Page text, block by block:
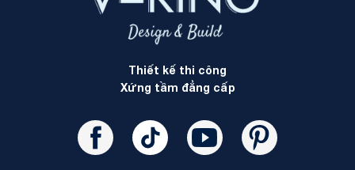
Thiết kế thi công
Xứng tầm đẳng cấp